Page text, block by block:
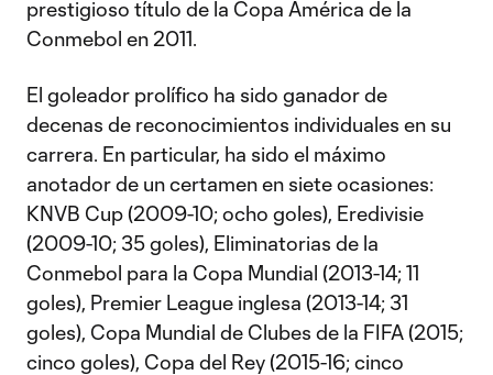
prestigioso título de la Copa América de la
Conmebol en 2011.
El goleador prolífico ha sido ganador de
decenas de reconocimientos individuales en su
carrera. En particular, ha sido el máximo
anotador de un certamen en siete ocasiones:
KNVB Cup (2009-10; ocho goles), Eredivisie
(2009-10; 35 goles), Eliminatorias de la
Conmebol para la Copa Mundial (2013-14; 11
goles), Premier League inglesa (2013-14; 31
goles), Copa Mundial de Clubes de la FIFA (2015;
cinco goles), Copa del Rey (2015-16; cinco